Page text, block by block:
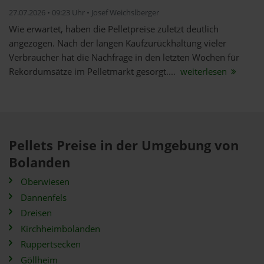
27.07.2026 • 09:23 Uhr • Josef Weichslberger
Wie erwartet, haben die Pelletpreise zuletzt deutlich
angezogen. Nach der langen Kaufzurückhaltung vieler
Verbraucher hat die Nachfrage in den letzten Wochen für
Rekordumsätze im Pelletmarkt gesorgt.... weiterlesen
Pellets Preise in der Umgebung von
Bolanden
Oberwiesen
Dannenfels
Dreisen
Kirchheimbolanden
Ruppertsecken
Göllheim